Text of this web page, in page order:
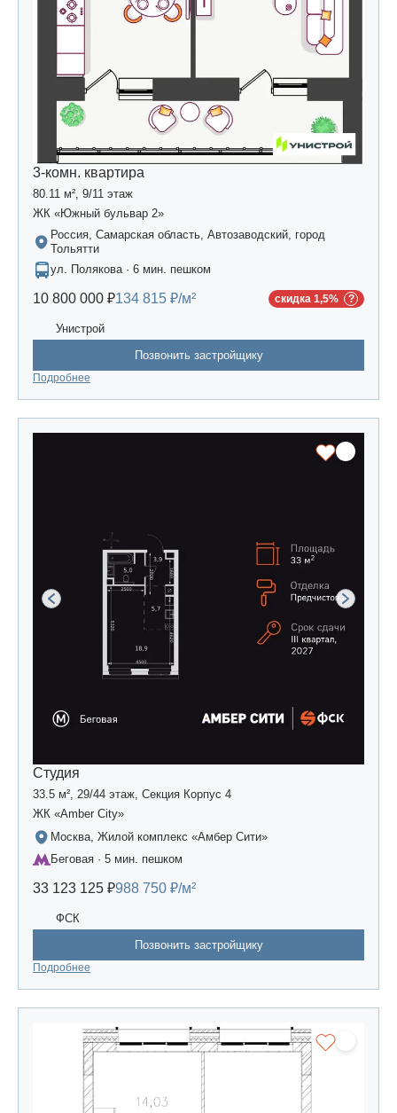
3-комн. квартира
80.11 м², 9/11 этаж
ЖК «Южный бульвар 2»
Россия, Самарская область, Автозаводский, город
Тольятти
ул. Полякова · 6 мин. пешком
10 800 000 ₽134 815 ₽/м² скидка 1,5%
Унистрой
Позвонить застройщику
Подробнее
Студия
33.5 м², 29/44 этаж, Секция Корпус 4
ЖК «Amber Сity»
Москва, Жилой комплекс «Амбер Сити»
Беговая · 5 мин. пешком
33 123 125 ₽988 750 ₽/м²
ФСК
Позвонить застройщику
Подробнее